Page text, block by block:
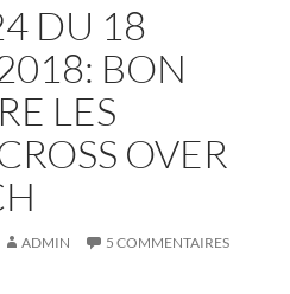
DU 18
BON
LES
OVER
ADMIN 5 COMMENTAIRES